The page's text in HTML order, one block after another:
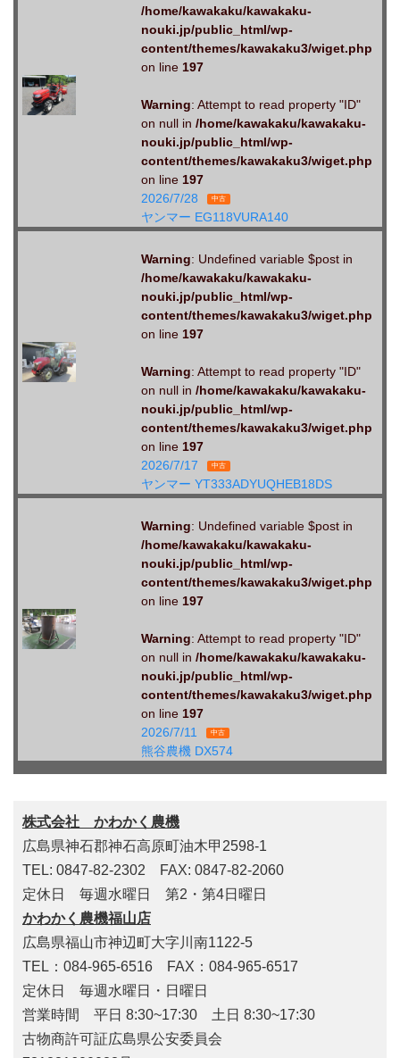
/home/kawakaku/kawakaku-
nouki.jp/public_html/wp-
content/themes/kawakaku3/wiget.php
on line 197
Warning: Attempt to read property "ID"
on null in /home/kawakaku/kawakaku-
nouki.jp/public_html/wp-
content/themes/kawakaku3/wiget.php
on line 197
2026/7/28
中古
ヤンマー EG118VURA140
Warning: Undefined variable $post in
/home/kawakaku/kawakaku-
nouki.jp/public_html/wp-
content/themes/kawakaku3/wiget.php
on line 197
Warning: Attempt to read property "ID"
on null in /home/kawakaku/kawakaku-
nouki.jp/public_html/wp-
content/themes/kawakaku3/wiget.php
on line 197
2026/7/17
中古
ヤンマー YT333ADYUQHEB18DS
Warning: Undefined variable $post in
/home/kawakaku/kawakaku-
nouki.jp/public_html/wp-
content/themes/kawakaku3/wiget.php
on line 197
Warning: Attempt to read property "ID"
on null in /home/kawakaku/kawakaku-
nouki.jp/public_html/wp-
content/themes/kawakaku3/wiget.php
on line 197
2026/7/11
中古
熊谷農機 DX574
株式会社 かわかく農機
広島県神石郡神石高原町油木甲2598-1
TEL: 0847-82-2302 FAX: 0847-82-2060
定休日 毎週水曜日 第2・第4日曜日
かわかく農機福山店
広島県福山市神辺町大字川南1122-5
TEL：084-965-6516 FAX：084-965-6517
定休日 毎週水曜日・日曜日
営業時間 平日 8:30~17:30 土日 8:30~17:30
古物商許可証広島県公安委員会